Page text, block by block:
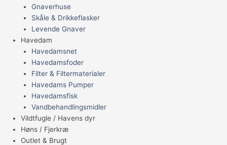
Gnaverhuse
Skåle & Drikkeflasker
Levende Gnaver
Havedam
Havedamsnet
Havedamsfoder
Filter & Filtermaterialer
Havedams Pumper
Havedamsfisk
Vandbehandlingsmidler
Vildtfugle / Havens dyr
Høns / Fjerkræ
Outlet & Brugt